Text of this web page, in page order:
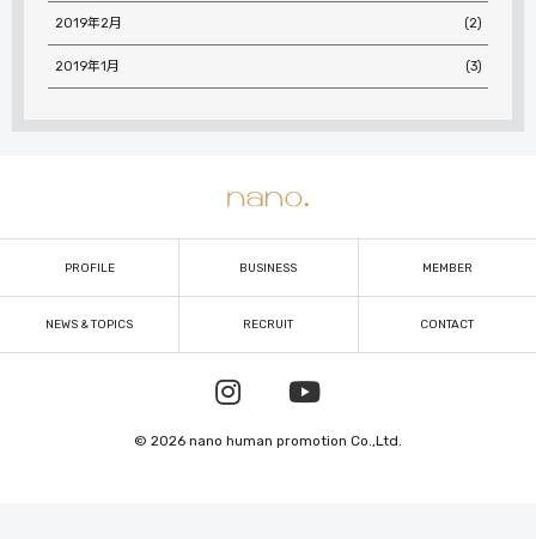
2019年2月 (2)
2019年1月 (3)
PROFILE BUSINESS MEMBER
NEWS & TOPICS RECRUIT CONTACT
© 2026 nano human promotion Co.,Ltd.